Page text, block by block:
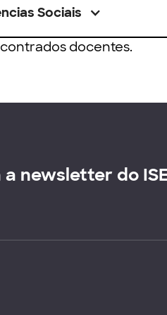
Sociais
docentes.
a newsletter do